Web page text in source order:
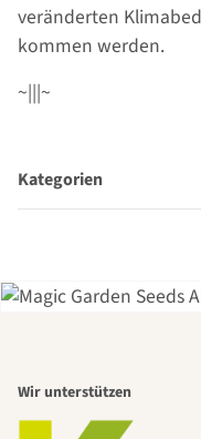
veränderten
kommen werden.
~|||~
Kategorien
Wir unterstützen